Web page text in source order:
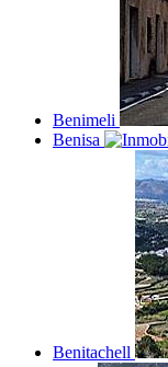
Benimeli
Benisa
Benitachell